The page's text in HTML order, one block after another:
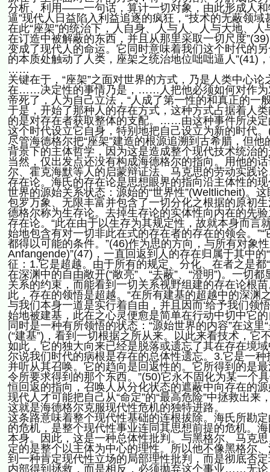
分析、利用——一句话，算计一切对象，由此形成人和
逼”现代人日益陷入利益追逐的疯狂，“技术的无蔽领
在此“座架”的统治下，人自身、人与人、人与大地、
在订造中被解蔽的东西，并且从那里采取一切尺度
变成了现代人的命运。它同时意味着我们这个时代的
的本质处触动了人类，座架之统治地位咄咄逼人”(41)
……
关键在于，“座架”之面对世界的方式，乃是人类中心
在……决定性的事情乃是，……人把他必须如何对作为
帝死了，人为自己立法，“人成了第一性的和真正的一
于是，开始了那种人的存在方式，这种方式占据着人
的是对存在者获取整体的支配。……由这种事件所决
这个时代设立它自身，特别地把自己设立为新的时代
尽管海德格尔把“座架”建造的根源追溯到古希腊，但
背景下的主体哲学，因为这是造成整个现代技术统治
当然，仅出发点还没有构成海德格尔的指向。用他的
尔、霍克海默等人的启蒙辩证法、马克思的劳动实践
存在论。海氏的存在论是思想眼界的指向沿主体性的
世界的源始关系状态：源始的“世界性”(Weltlicheit)。
包罗万象、无限丰富并包含了一切分化之根据的原初
德格尔称为生存论。去掉生存论的实体性向内在的先
存在论。“此在由于以生存为其规定性，故就本身而言
始地包含有对一切非此在式的存在者的存在的领会。
都得以可能的条件。”(46)作为思的方向，与所有对象
Anfangende)”(47)，一直回返到人的存在归属于其中
征：1.它是超越。由于所有的规定、分化、在者之是
在深渊中的自由敞开(“敞亮”、“去蔽”、“澄明”)。一切
关系的约束，而能看到一切关系视野组建的存在论根
此，存在的领悟是超越。“在所有建基的超越中的深
与我们本身一道是实行着自由，并且因而‘给予我们领
始地被建基，此在之心灵便愈是简单在行动中切中它
同时是一种有所领悟的状态：“源始世界的内容”在这
(“建基”)，看到一切根据之所从来。以此来看技术，
如此，它的独大向来已经是脱落或遗忘了其在存在境
尔说我们时代的病根是存在的总体性遗忘。3.它是一
并听从其召唤。它的趋向是回返性的。它所得到的是
令所要求得到的那个东西。”(50)它永不固化为某一个
恒回返的指向，召唤人从分化状态的遮蔽中向存在的
现代人才可能把自己从“命定”的“最高危险”中拯救出
这就是海德格尔克服现代性危机的独特进路。
这条路意味着整个现代性基础的连根拔除。海氏所勘
的危机，是整个现代性事业连同其思想前提的危机。
本身。因此，这是一种总体性批判。与黑格尔、马克
定的是整个以主体为中心的理性。所以他不像黑格尔
到一种肯定现代性立场的局部理性批判，而是彻底否
内部得到拯救，而是相反，必须抛弃这个事业……无